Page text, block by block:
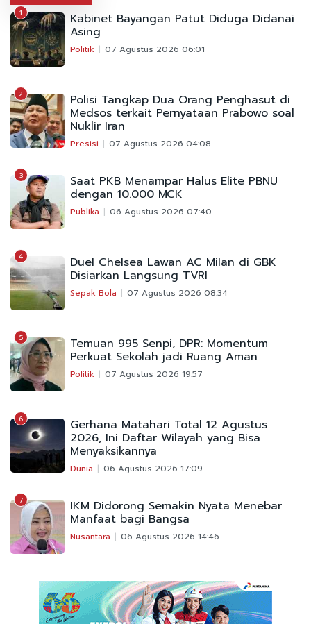
1 Kabinet Bayangan Patut Diduga Didanai
Asing
Politik 07 Agustus 2026 06:01
2 Polisi Tangkap Dua Orang Penghasut di
Medsos terkait Pernyataan Prabowo soal
Nuklir Iran
Presisi 07 Agustus 2026 04:08
3 Saat PKB Menampar Halus Elite PBNU
dengan 10.000 MCK
Publika 06 Agustus 2026 07:40
4 Duel Chelsea Lawan AC Milan di GBK
Disiarkan Langsung TVRI
Sepak Bola 07 Agustus 2026 08:34
5 Temuan 995 Senpi, DPR: Momentum
Perkuat Sekolah jadi Ruang Aman
Politik 07 Agustus 2026 19:57
6 Gerhana Matahari Total 12 Agustus
2026, Ini Daftar Wilayah yang Bisa
Menyaksikannya
Dunia 06 Agustus 2026 17:09
7 IKM Didorong Semakin Nyata Menebar
Manfaat bagi Bangsa
Nusantara 06 Agustus 2026 14:46